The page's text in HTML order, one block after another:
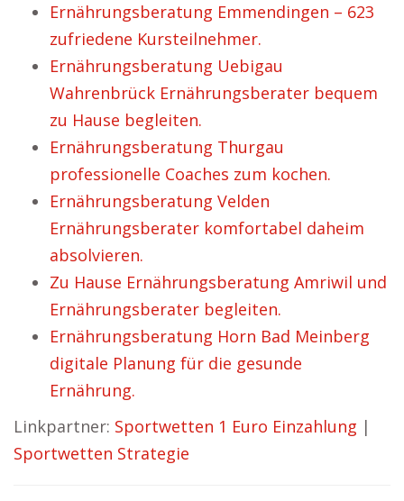
Ernährungsberatung Emmendingen – 623
zufriedene Kursteilnehmer.
Ernährungsberatung Uebigau
Wahrenbrück Ernährungsberater bequem
zu Hause begleiten.
Ernährungsberatung Thurgau
professionelle Coaches zum kochen.
Ernährungsberatung Velden
Ernährungsberater komfortabel daheim
absolvieren.
Zu Hause Ernährungsberatung Amriwil und
Ernährungsberater begleiten.
Ernährungsberatung Horn Bad Meinberg
digitale Planung für die gesunde
Ernährung.
Linkpartner: Sportwetten 1 Euro Einzahlung |
Sportwetten Strategie